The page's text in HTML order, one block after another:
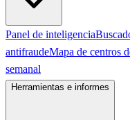
Panel de inteligencia
antifraudeMapa de centros
semanal
Herramientas e informes